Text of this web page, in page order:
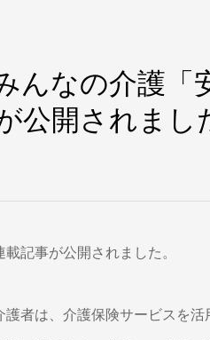
んなの介護
公開されまし
記事が公開されました。
者は、介護保険サービスを